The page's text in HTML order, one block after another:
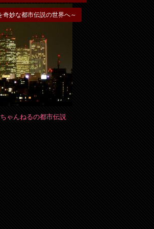
奇妙な都市伝説の世界へ～
ちゃんねるの都市伝説